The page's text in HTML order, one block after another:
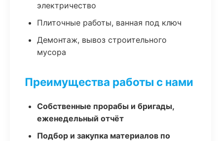
электричество
Плиточные работы, ванная под ключ
Демонтаж, вывоз строительного
мусора
Преимущества работы с нами
Собственные прорабы и бригады,
еженедельный отчёт
Подбор и закупка материалов по